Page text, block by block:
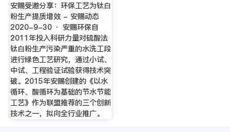
安赐受邀分享：环保工艺为钛白
粉生产提质增效 - 安赐动态
2020-9-30 · 安赐环保自
2011年投入科研力量对硫酸法
钛白粉生产污染严重的水洗工段
进行绿色工艺研究，通过小试、
中试、工程验证试验获得技术突
破。2015年安赐创建的《以水
循环、酸循环为基础的节水节能
工艺》作为联盟推荐的三个创新
技术之一，拟向全行业推广。